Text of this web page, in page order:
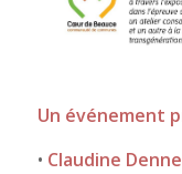
Un événement
• Claudine